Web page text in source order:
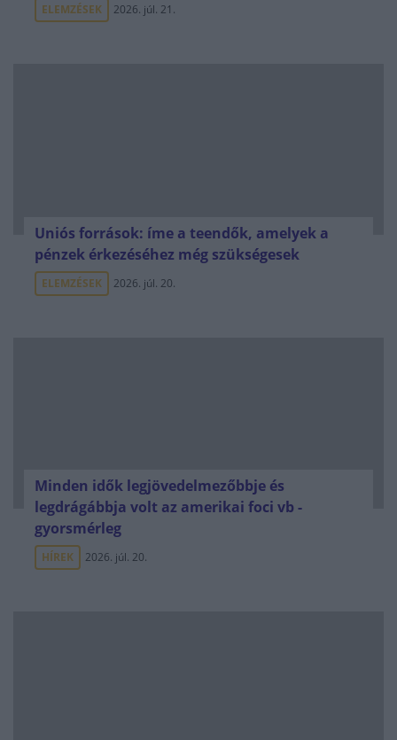
ELEMZÉSEK 2026. júl. 21.
Uniós források: íme a teendők, amelyek a
pénzek érkezéséhez még szükségesek
ELEMZÉSEK 2026. júl. 20.
Minden idők legjövedelmezőbbje és
legdrágábbja volt az amerikai foci vb -
gyorsmérleg
HÍREK 2026. júl. 20.